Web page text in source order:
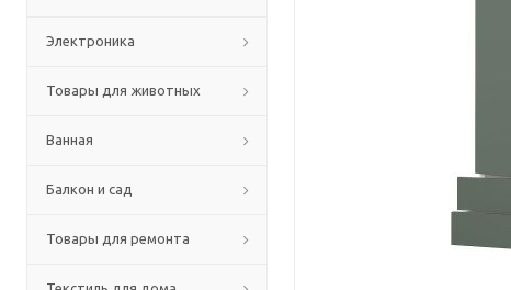
Электроника
Товары для животных
Ванная
Балкон и сад
Товары для ремонта